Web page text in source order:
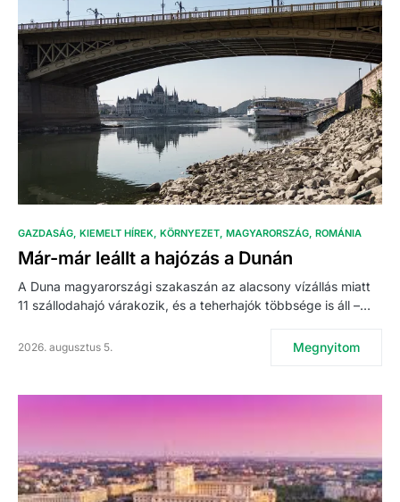
GAZDASÁG KIEMELT HÍREK KÖRNYEZET MAGYARORSZÁG ROMÁNIA
Már-már leállt a hajózás a Dunán
A Duna magyarországi szakaszán az alacsony vízállás miatt
11 szállodahajó várakozik, és a teherhajók többsége is áll –…
2026. augusztus 5. Megnyitom